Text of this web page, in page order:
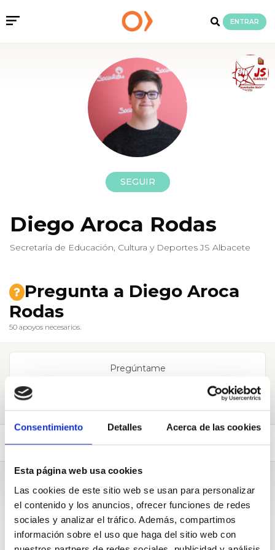
Consentimiento Detalles Acerca de las cookies
Esta página web usa cookies
Las cookies de este sitio web se usan para personalizar
el contenido y los anuncios, ofrecer funciones de redes
sociales y analizar el tráfico. Además, compartimos
información sobre el uso que haga del sitio web con
ENTRAR
SEGUIR
Diego Aroca Rodas
Secretaría de Educación, Cultura y Deportes JS Albacete
Pregunta a Diego Aroca
Rodas
50 apoyos necesarios.
Pregúntame
Biografía
Biografía
Me llamo Diego Aroca Rodas, nací en el año 2000 y soy
albaceteño.